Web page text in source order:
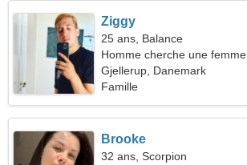
Ziggy
25 ans, Balance
Homme cherche une femme
Gjellerup, Danemark
Famille
Brooke
32 ans, Scorpion